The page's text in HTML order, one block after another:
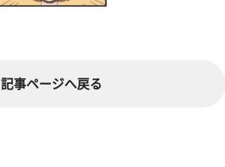
記事ページへ戻る